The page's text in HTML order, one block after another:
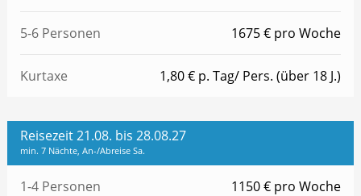
5-6 Personen 1675 € pro Woche
Kurtaxe 1,80 € p. Tag/ Pers. (über 18 J.)
Reisezeit 21.08. bis 28.08.27
min. 7 Nächte, An-/Abreise Sa.
1-4 Personen 1150 € pro Woche